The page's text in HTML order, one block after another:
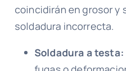
coincidirán en grosor y
soldadura incorrecta.
Soldadura a testa: